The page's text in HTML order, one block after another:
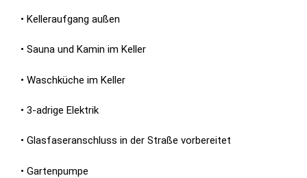
• Kelleraufgang außen
• Sauna und Kamin im Keller
• Waschküche im Keller
• 3-adrige Elektrik
• Glasfaseranschluss in der Straße vorbereitet
• Gartenpumpe